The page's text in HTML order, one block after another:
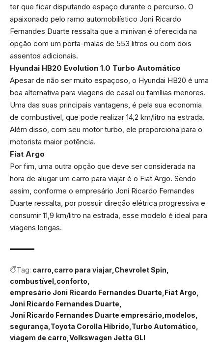
ter que ficar disputando espaço durante o percurso. O
apaixonado pelo ramo automobilístico Joni Ricardo
Fernandes Duarte ressalta que a minivan é oferecida na
opção com um porta-malas de 553 litros ou com dois
assentos adicionais.
Hyundai HB20 Evolution 1.0 Turbo Automático
Apesar de não ser muito espaçoso, o Hyundai HB20 é uma
boa alternativa para viagens de casal ou famílias menores.
Uma das suas principais vantagens, é pela sua economia
de combustível, que pode realizar 14,2 km/litro na estrada.
Além disso, com seu motor turbo, ele proporciona para o
motorista maior potência.
Fiat Argo
Por fim, uma outra opção que deve ser considerada na
hora de alugar um carro para viajar é o Fiat Argo. Sendo
assim, conforme o empresário Joni Ricardo Fernandes
Duarte ressalta, por possuir direção elétrica progressiva e
consumir 11,9 km/litro na estrada, esse modelo é ideal para
viagens longas.
Tag: carro carro para viajar Chevrolet Spin
combustível
conforto
empresário Joni Ricardo Fernandes Duarte Fiat Argo
Joni Ricardo Fernandes Duarte
Joni Ricardo Fernandes Duarte empresário modelos
segurança Toyota Corolla Híbrido Turbo Automático
viagem de carro Volkswagen Jetta GLI